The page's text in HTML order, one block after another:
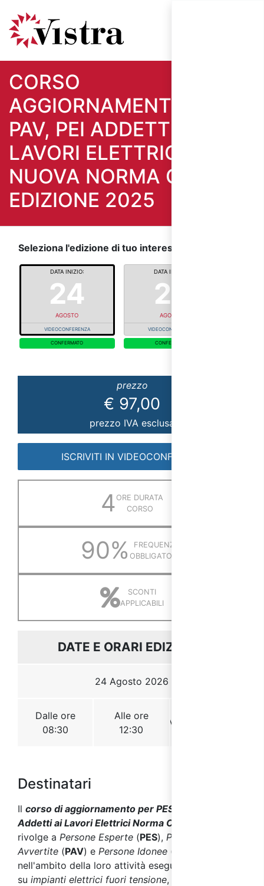
CORSO
AGGIORNAMENTO PES,
PAV, PEI ADDETTI AI
LAVORI ELETTRICI -
NUOVA NORMA CEI 11-27
EDIZIONE 2025
Destinatari
Il corso di aggiornamento per PES PAV PEI
Addetti ai Lavori Elettrici Norma CEI 11-27
rivolge a Persone Esperte (PES), Persone
Avvertite (PAV) e Persone Idonee (
nell'ambito della loro attività eseguono lavori
su impianti elettrici fuori tensione,